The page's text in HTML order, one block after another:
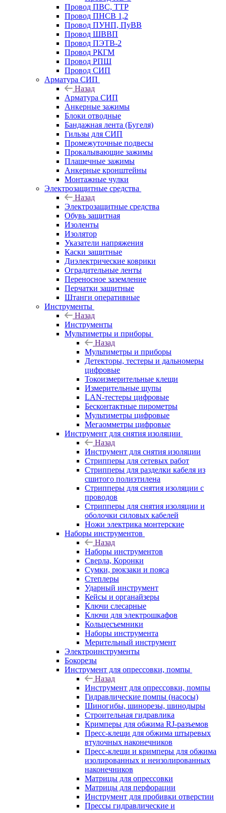
Провод ПВС, ТТР
Провод ПНСВ 1,2
Провод ПУНП, ПуВВ
Провод ШВВП
Провод ПЭТВ-2
Провод РКГМ
Провод РПШ
Провод СИП
Арматура СИП
Назад
Арматура СИП
Анкерные зажимы
Блоки отводные
Бандажная лента (Бугеля)
Гильзы для СИП
Промежуточные подвесы
Прокалывающие зажимы
Плашечные зажимы
Анкерные кронштейны
Монтажные чулки
Электрозащитные средства
Назад
Электрозащитные средства
Обувь защитная
Изоленты
Изолятор
Указатели напряжения
Каски защитные
Диэлектрические коврики
Оградительные ленты
Переносное заземление
Перчатки защитные
Штанги оперативные
Инструменты
Назад
Инструменты
Мультиметры и приборы
Назад
Мультиметры и приборы
Детекторы, тестеры и дальномеры
цифровые
Токоизмерительные клещи
Измерительные щупы
LAN-тестеры цифровые
Бесконтактные пирометры
Мультиметры цифровые
Мегаомметры цифровые
Инструмент для снятия изоляции
Назад
Инструмент для снятия изоляции
Стрипперы для сетевых работ
Стрипперы для разделки кабеля из
сшитого полиэтилена
Cтрипперы для снятия изоляции с
проводов
Стрипперы для снятия изоляции и
оболочки силовых кабелей
Ножи электрика монтерские
Наборы инструментов
Назад
Наборы инструментов
Сверла, Коронки
Сумки, рюкзаки и пояса
Степлеры
Ударный инструмент
Кейсы и органайзеры
Ключи слесарные
Ключи для электрошкафов
Кольцесъемники
Наборы инструмента
Мерительный инструмент
Электроинструменты
Бокорезы
Инструмент для опрессовки, помпы
Назад
Инструмент для опрессовки, помпы
Гидравлические помпы (насосы)
Шиногибы, шинорезы, шинодыры
Строительная гидравлика
Кримперы для обжима RJ-разъемов
Пресс-клещи для обжима штыревых
втулочных наконечников
Пресс-клещи и кримперы для обжима
изолированных и неизолированных
наконечников
Матрицы для опрессовки
Матрицы для перфорации
Инструмент для пробивки отверстии
Прессы гидравлические и